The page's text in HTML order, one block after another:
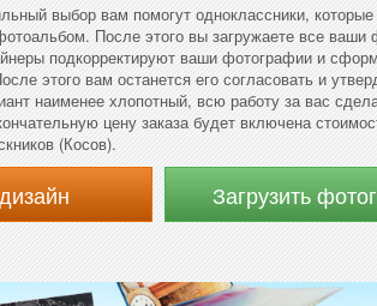
выбор вам помогут одноклассники,
После этого вы загружаете все
подкорректируют ваши фотографии и
этого вам останется его согласовать и
наименее хлопотный, всю работу за вас
цену заказа будет включена
(Косов).
Загрузить